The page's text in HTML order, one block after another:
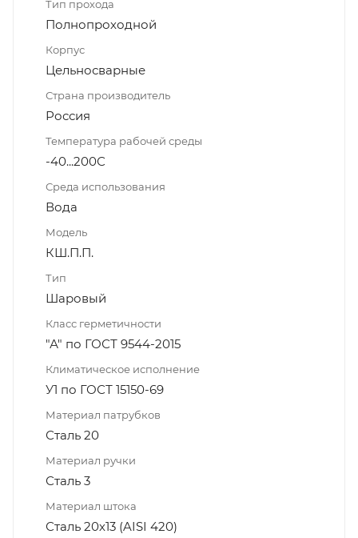
Тип прохода
Полнопроходной
Корпус
Цельносварные
Страна производитель
Россия
Температура рабочей среды
-40...200С
Среда использования
Вода
Модель
КШ.П.П.
Тип
Шаровый
Класс герметичности
"А" по ГОСТ 9544-2015
Климатическое исполнение
У1 по ГОСТ 15150-69
Материал патрубков
Сталь 20
Материал ручки
Сталь 3
Материал штока
Сталь 20х13 (AISI 420)